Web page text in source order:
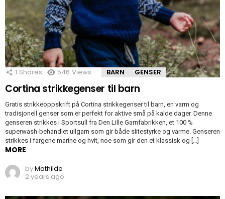
1 Shares 546 Views BARN GENSER
Cortina strikkegenser til barn
Gratis strikkeoppskrift på Cortina strikkegenser til barn, en varm og
tradisjonell genser som er perfekt for aktive små på kalde dager. Denne
genseren strikkes i Sportsull fra Den Lille Garnfabrikken, et 100 %
superwash-behandlet ullgarn som gir både slitestyrke og varme. Genseren
strikkes i fargene marine og hvit, noe som gir den et klassisk og […]
MORE
byMathilde
2 years ago